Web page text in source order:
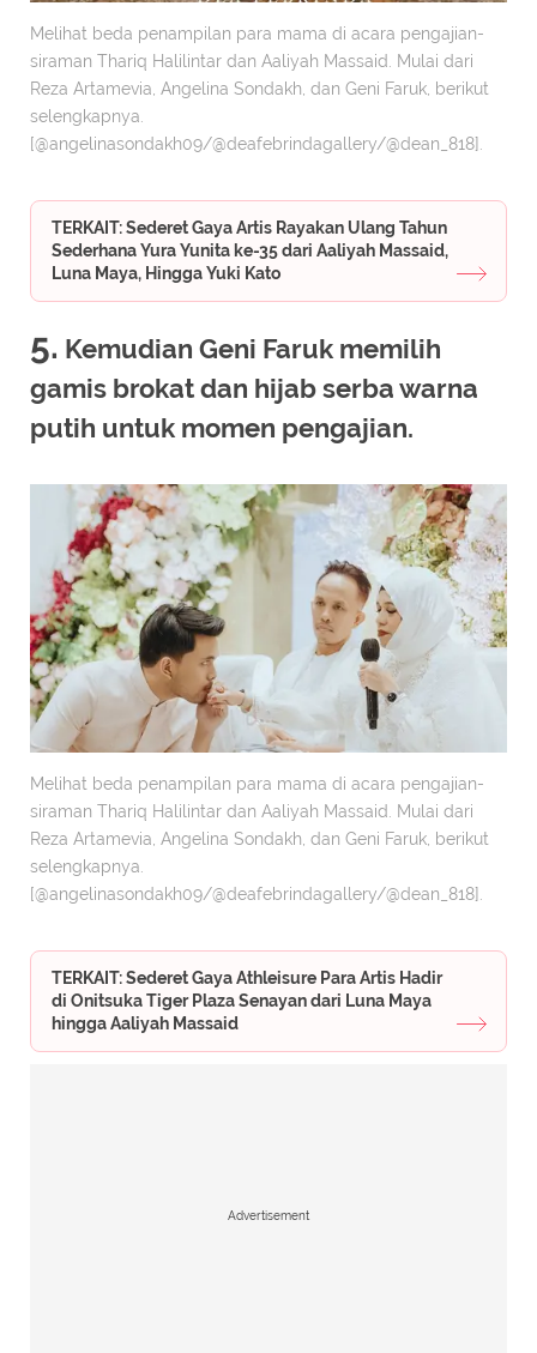
Melihat beda penampilan para mama di acara pengajian-
siraman Thariq Halilintar dan Aaliyah Massaid. Mulai dari
Reza Artamevia, Angelina Sondakh, dan Geni Faruk, berikut
selengkapnya.
[@angelinasondakh09/@deafebrindagallery/@dean_818].
TERKAIT: Sederet Gaya Artis Rayakan Ulang Tahun
Sederhana Yura Yunita ke-35 dari Aaliyah Massaid,
Luna Maya, Hingga Yuki Kato
5. Kemudian Geni Faruk memilih
gamis brokat dan hijab serba warna
putih untuk momen pengajian.
Melihat beda penampilan para mama di acara pengajian-
siraman Thariq Halilintar dan Aaliyah Massaid. Mulai dari
Reza Artamevia, Angelina Sondakh, dan Geni Faruk, berikut
selengkapnya.
[@angelinasondakh09/@deafebrindagallery/@dean_818].
TERKAIT: Sederet Gaya Athleisure Para Artis Hadir
di Onitsuka Tiger Plaza Senayan dari Luna Maya
hingga Aaliyah Massaid
Advertisement